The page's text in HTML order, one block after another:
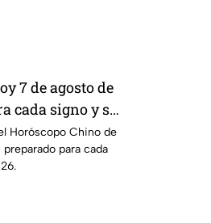
7 de agosto de
cada signo y su
Horóscopo Chino de
para cada